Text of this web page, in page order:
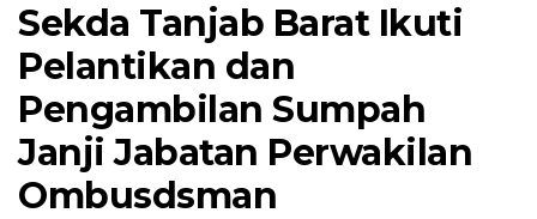
Sekda Tanjab Barat Ikuti
Pelantikan dan
Pengambilan Sumpah
Janji Jabatan Perwakilan
Ombusdsman